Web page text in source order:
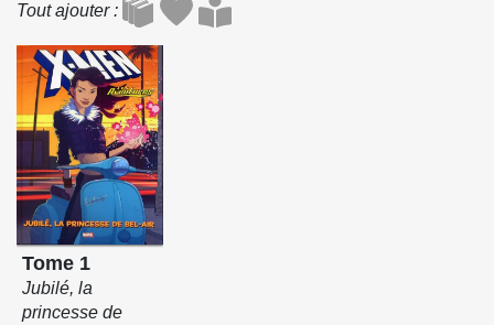
Tout ajouter
Tome 1
Jubilé, la
princesse de